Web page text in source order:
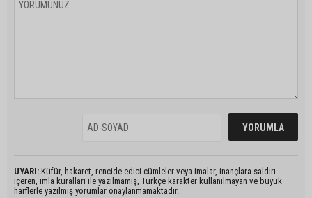
UYARI: Küfür, hakaret, rencide edici cümleler veya imalar, inançlara saldırı
içeren, imla kuralları ile yazılmamış, Türkçe karakter kullanılmayan ve büyük
harflerle yazılmış yorumlar onaylanmamaktadır.